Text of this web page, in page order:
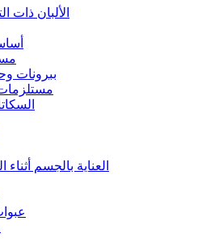
الألبان ذات
ببرونات
مستلزمات
العناية بالجسم